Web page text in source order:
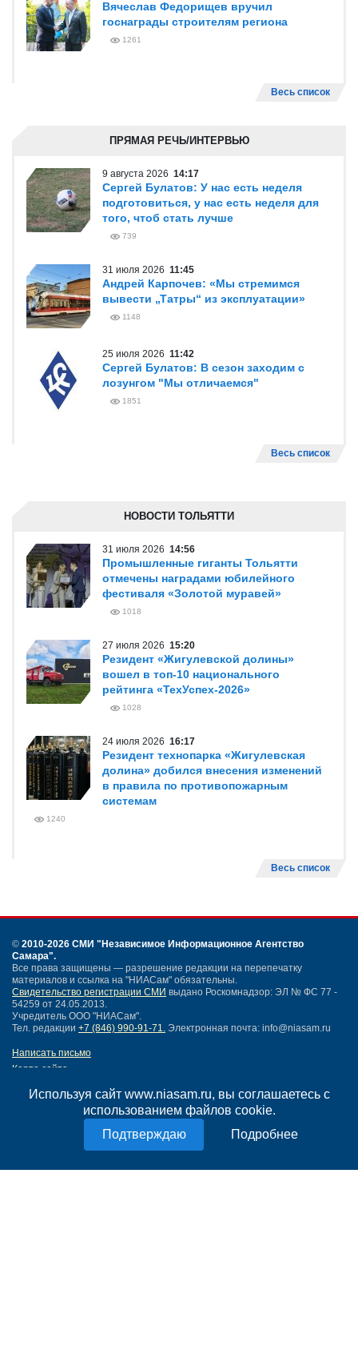
Используя сайт www.niasam.ru, вы соглашаетесь с
использованием файлов cookie.
Подробнее
Вячеслав Федорищев вручил
госнаграды строителям региона
1261
Весь список
ПРЯМАЯ РЕЧЬ/ИНТЕРВЬЮ
9 августа 2026 14:17
Сергей Булатов: У нас есть неделя
подготовиться, у нас есть неделя для
того, чтоб стать лучше
739
31 июля 2026 11:45
Андрей Карпочев: «Мы стремимся
вывести „Татры“ из эксплуатации»
1148
25 июля 2026 11:42
Сергей Булатов: В сезон заходим с
лозунгом "Мы отличаемся"
1851
Весь список
НОВОСТИ ТОЛЬЯТТИ
31 июля 2026 14:56
Промышленные гиганты Тольятти
отмечены наградами юбилейного
фестиваля «Золотой муравей»
1018
27 июля 2026 15:20
Резидент «Жигулевской долины»
вошел в топ-10 национального
рейтинга «ТехУспех-2026»
1028
24 июля 2026 16:17
Резидент технопарка «Жигулевская
долина» добился внесения изменений
в правила по противопожарным
системам
1240
Весь список
© 2010-2026 СМИ "Независимое Информационное Агентство
Самара".
Все права защищены — разрешение редакции на перепечатку
материалов и ссылка на "НИАСам" обязательны.
Свидетельство регистрации СМИ выдано Роскомнадзор: ЭЛ № ФС 77 -
54259 от 24.05.2013.
Учредитель ООО "НИАСам".
Тел. редакции +7 (846) 990-91-71. Электронная почта: info@niasam.ru
Написать письмо
Карта сайта
Политика конфиденциальности
Согласие на обработку персональных данных